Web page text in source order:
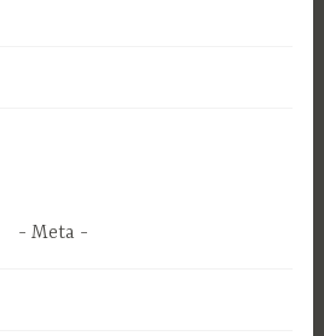
Meta